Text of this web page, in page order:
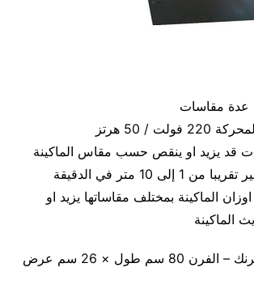
عدة مقاسات
/ 50 هرتز
10 متر في الدقيقة
الماكينة بمختلف مقاساتها يزيد او
الماكينة
مقاس غرفة الشرنك – الفرن 80 سم طول × 26 سم عرض